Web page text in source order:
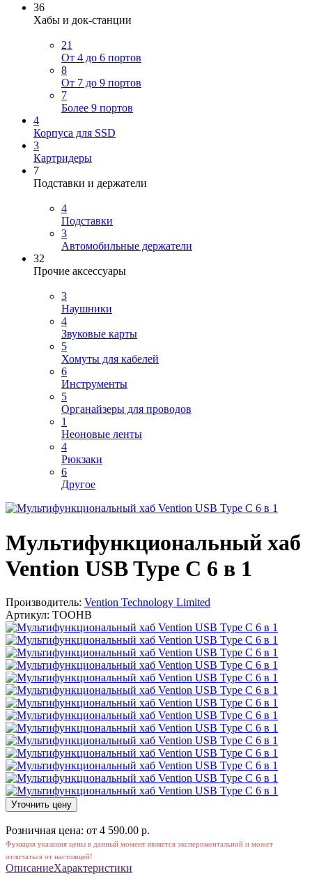
36
Хабы и док-станции
21
От 4 до 6 портов
8
От 7 до 9 портов
7
Более 9 портов
4
Корпуса для SSD
3
Картридеры
7
Подставки и держатели
4
Подставки
3
Автомобильные держатели
32
Прочие аксессуары
3
Наушники
4
Звуковые карты
5
Хомуты для кабелей
6
Инструменты
5
Органайзеры для проводов
1
Неоновые ленты
4
Рюкзаки
6
Другое
Мультифункциональный хаб
Vention USB Type C 6 в 1
Производитель: Vention Technology Limited
Артикул: TOOHB
Уточнить цену
Розничная цена: от 4 590.00 р.
Функция указания цены в данный момент является экспериментальной и может
отличаться от настоящей!
ОписаниеХарактеристики